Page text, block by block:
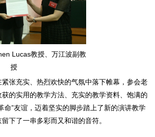
Lucas教授、万江波副教
授
张充实、热烈欢快的气氛中落下帷幕，参会老
的实用的教学方法、充实的教学资料、饱满的
命”友谊，迈着坚实的脚步踏上了新的演讲教学
下了一串多彩而又和谐的音符。